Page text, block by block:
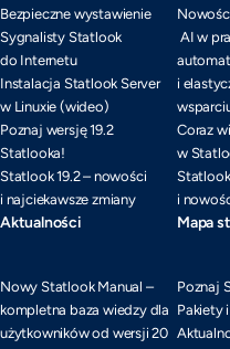
Bezpieczne wystawienie
Sygnalisty Statlook
do Internetu
Instalacja Statlook Server
w Linuxie (wideo)
Poznaj wersję 19.2
Statlooka!
Statlook 19.2 – nowości
i najciekawsze zmiany
AI w
i
Coraz
w
Statlook
i
Aktualności
Nowy Statlook Manual –
kompletna baza wiedzy dla
użytkowników od wersji 20
Mapa
Poznaj
Pakiety